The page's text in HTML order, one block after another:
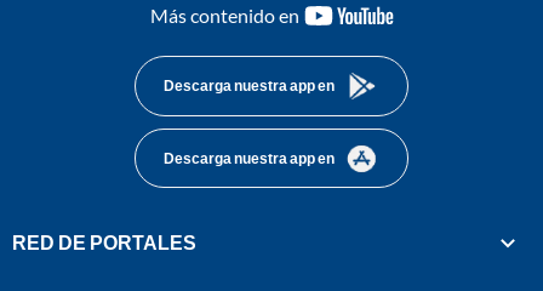
Más contenido en
youtube-
Descarga nuestra app en
Descarga nuestra app en
RED DE PORTALES